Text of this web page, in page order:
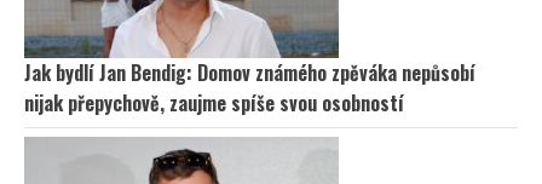
Jak bydlí Jan Bendig: Domov známého zpěváka nepůsobí
nijak přepychově, zaujme spíše svou osobností